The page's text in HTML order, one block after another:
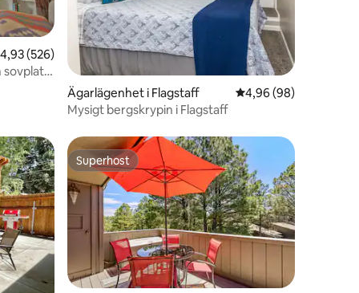
av 5 i genomsnittligt betyg, 526 omdömen
4,93 (526)
sovplats
Ägarlägenhet i Flagstaff 4,96 av 5 i
4,96 (98)
Mysigt bergskrypin i Flagstaff
Superhost
Superhost